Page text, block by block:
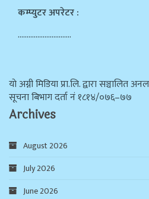
कम्प्युटर अपरेटर :
…………………………
याे अग्नी मिडिया प्रा.लि. द्वारा सञ्चालित
सूचना बिभाग दर्ता न‌ं १८१४/०७६–७७
Archives
August 2026
July 2026
June 2026